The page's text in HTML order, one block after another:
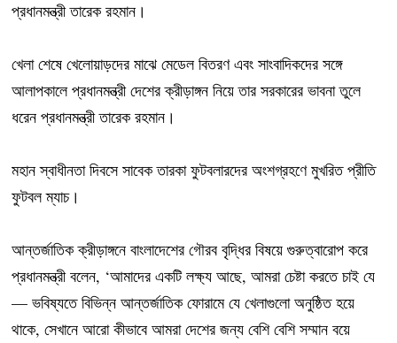
প্রধানমন্ত্রী তারেক রহমান।
খেলা শেষে খেলোয়াড়দের মাঝে মেডেল বিতরণ এবং সাংবাদিকদের সঙ্গে
আলাপকালে প্রধানমন্ত্রী দেশের ক্রীড়াঙ্গন নিয়ে তার সরকারের ভাবনা তুলে
ধরেন প্রধানমন্ত্রী তারেক রহমান।
মহান স্বাধীনতা দিবসে সাবেক তারকা ফুটবলারদের অংশগ্রহণে মুখরিত প্রীতি
ফুটবল ম্যাচ।
আন্তর্জাতিক ক্রীড়াঙ্গনে বাংলাদেশের গৌরব বৃদ্ধির বিষয়ে গুরুত্বারোপ করে
প্রধানমন্ত্রী বলেন, ‘আমাদের একটি লক্ষ্য আছে, আমরা চেষ্টা করতে চাই যে
— ভবিষ্যতে বিভিন্ন আন্তর্জাতিক ফোরামে যে খেলাগুলো অনুষ্ঠিত হয়ে
থাকে, সেখানে আরো কীভাবে আমরা দেশের জন্য বেশি বেশি সম্মান বয়ে